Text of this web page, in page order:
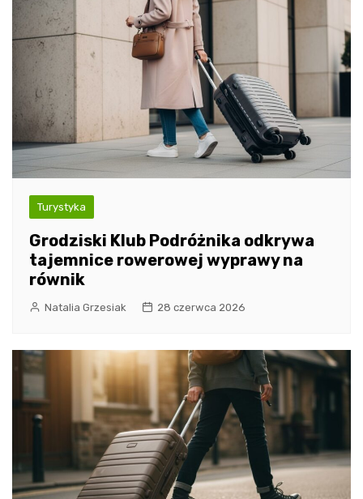
Turystyka
Grodziski Klub Podróżnika odkrywa
tajemnice rowerowej wyprawy na
równik
Natalia Grzesiak 28 czerwca 2026